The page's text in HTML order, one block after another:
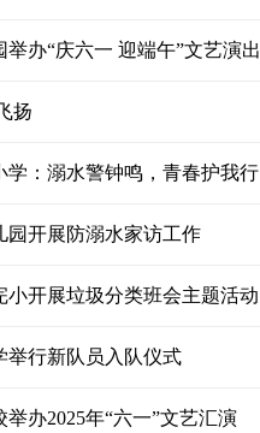
办“庆六一 迎端午”文艺演出
扬
学：溺水警钟鸣，青春护我行
园开展防溺水家访工作
小开展垃圾分类班会主题活动
举行新队员入队仪式
办2025年“六一”文艺汇演